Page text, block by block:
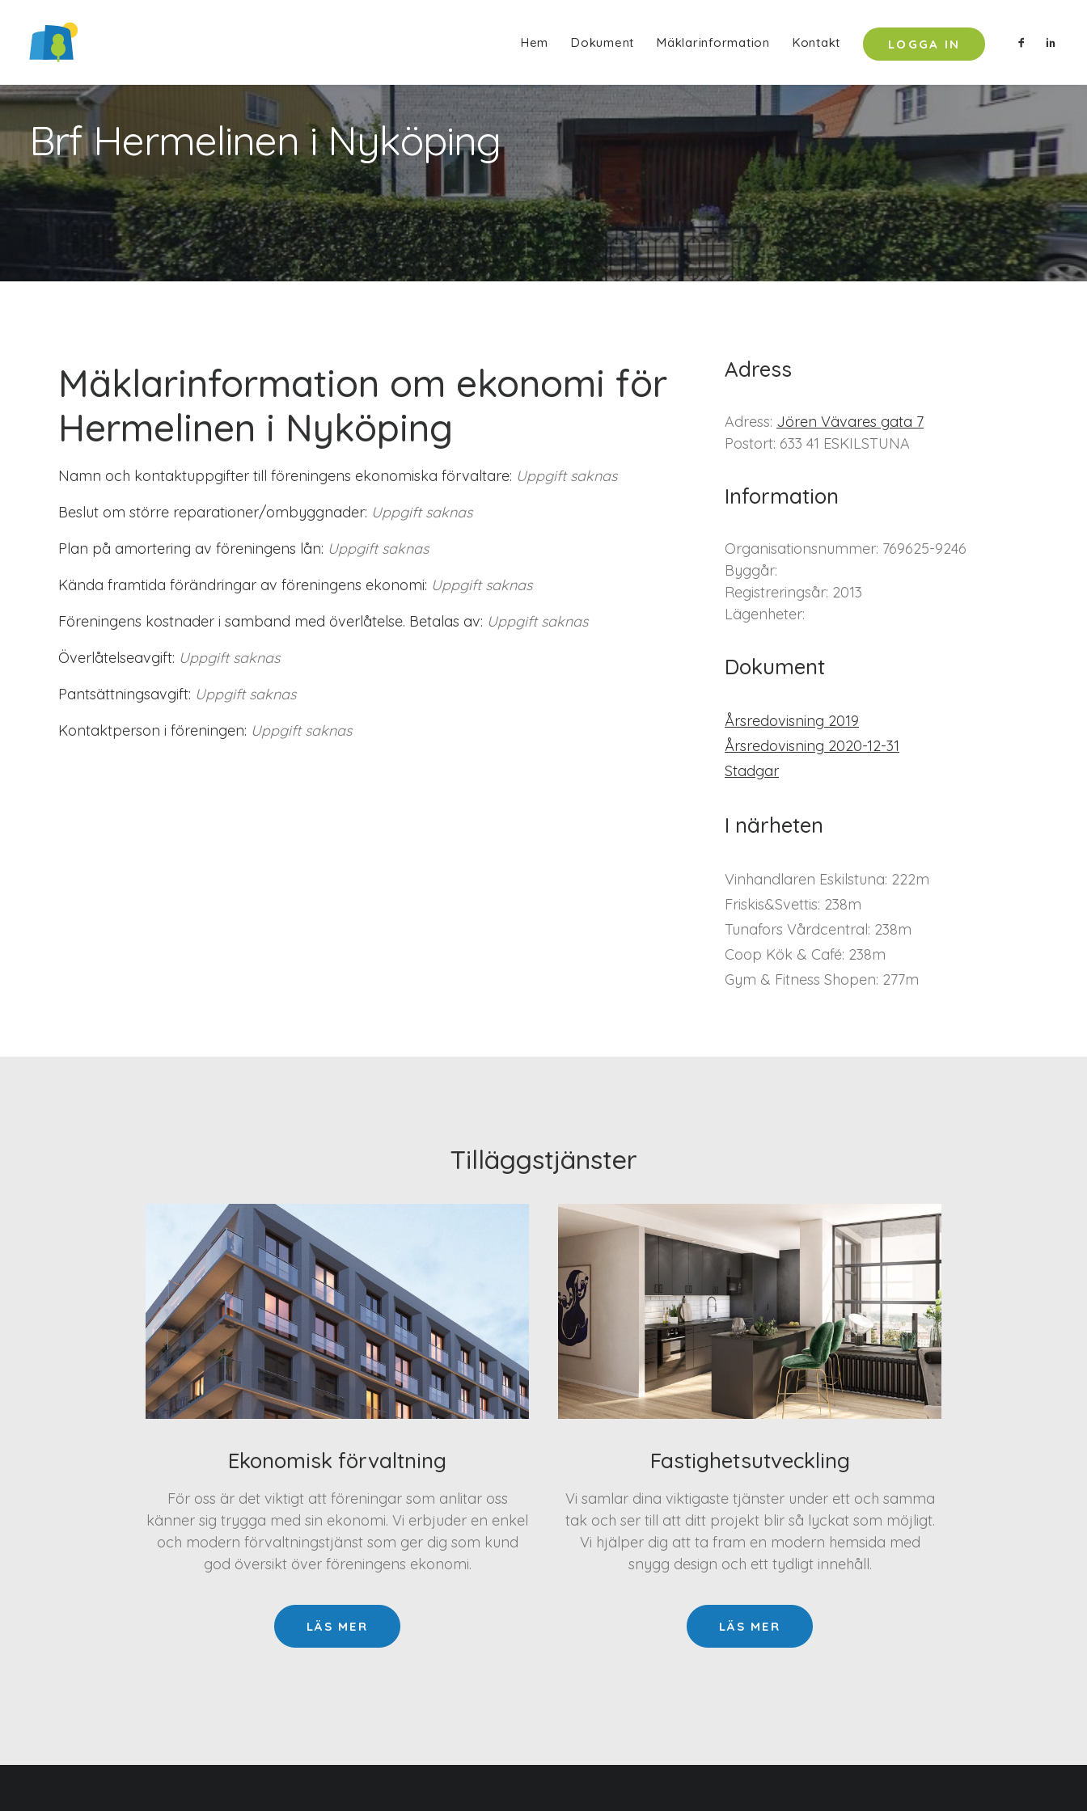
Hem Dokument Mäklarinformation Kontakt LOGGA IN
Brf Hermelinen i Nyköping
Mäklarinformation om ekonomi för
Hermelinen i Nyköping
Namn och kontaktuppgifter till föreningens ekonomiska förvaltare: Uppgift saknas
Beslut om större reparationer/ombyggnader: Uppgift saknas
Plan på amortering av föreningens lån: Uppgift saknas
Kända framtida förändringar av föreningens ekonomi: Uppgift saknas
Föreningens kostnader i samband med överlåtelse. Betalas av: Uppgift saknas
Överlåtelseavgift: Uppgift saknas
Pantsättningsavgift: Uppgift saknas
Kontaktperson i föreningen: Uppgift saknas
Adress
Adress: Jören Vävares gata 7
Postort: 633 41 ESKILSTUNA
Information
Organisationsnummer: 769625-9246
Byggår:
Registreringsår: 2013
Lägenheter:
Dokument
Årsredovisning 2019
Årsredovisning 2020-12-31
Stadgar
I närheten
Vinhandlaren Eskilstuna: 222m
Friskis&Svettis: 238m
Tunafors Vårdcentral: 238m
Coop Kök & Café: 238m
Gym & Fitness Shopen: 277m
Tilläggstjänster
Ekonomisk förvaltning
För oss är det viktigt att föreningar som anlitar oss
känner sig trygga med sin ekonomi. Vi erbjuder en enkel
och modern förvaltningstjänst som ger dig som kund
god översikt över föreningens ekonomi.
LÄS MER
Fastighetsutveckling
Vi samlar dina viktigaste tjänster under ett och samma
tak och ser till att ditt projekt blir så lyckat som möjligt.
Vi hjälper dig att ta fram en modern hemsida med
snygg design och ett tydligt innehåll.
LÄS MER